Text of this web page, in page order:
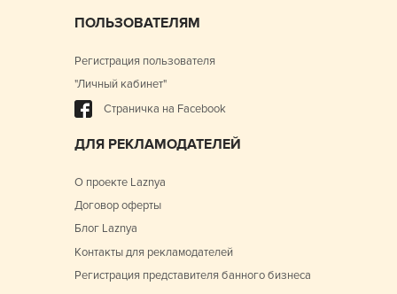
ПОЛЬЗОВАТЕЛЯМ
Регистрация пользователя
"Личный кабинет"
Страничка на Facebook
ДЛЯ РЕКЛАМОДАТЕЛЕЙ
О проекте Laznya
Договор оферты
Блог Laznya
Контакты для рекламодателей
Регистрация представителя банного бизнеса